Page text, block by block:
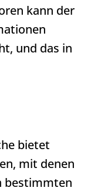
kann der
und das in
bietet
mit denen
bestimmten